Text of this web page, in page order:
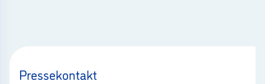
Pressekontakt